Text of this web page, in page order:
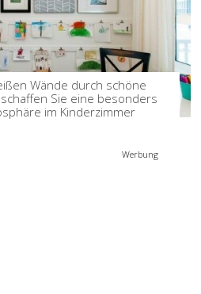
Wände durch schöne
Sie eine besonders
im Kinderzimmer
Werbung